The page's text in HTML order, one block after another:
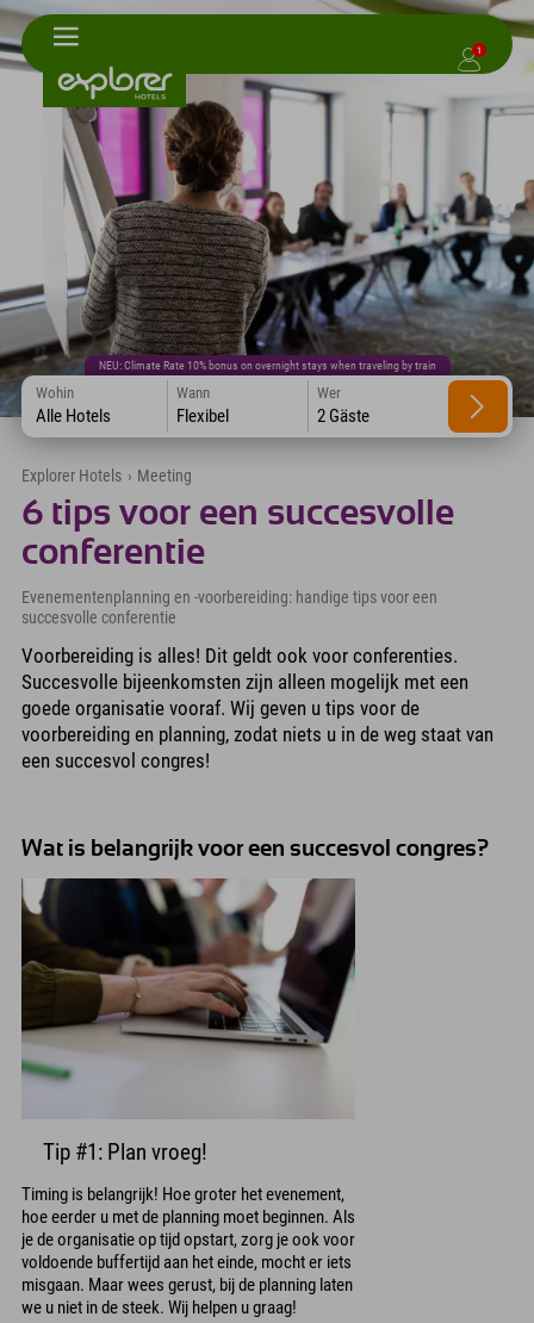
1
NEU: Climate Rate 10% bonus on overnight stays when traveling by train
Wohin
Alle Hotels
Wann
Flexibel
Wer
2 Gäste
Explorer Hotels › Meeting
6 tips voor een succesvolle
conferentie
Evenementenplanning en -voorbereiding: handige tips voor een
succesvolle conferentie
Voorbereiding is alles! Dit geldt ook voor conferenties.
Succesvolle bijeenkomsten zijn alleen mogelijk met een
goede organisatie vooraf. Wij geven u tips voor de
voorbereiding en planning, zodat niets u in de weg staat van
een succesvol congres!
Wat is belangrijk voor een succesvol congres?
Tip #1: Plan vroeg!
Timing is belangrijk! Hoe groter het evenement,
hoe eerder u met de planning moet beginnen. Als
je de organisatie op tijd opstart, zorg je ook voor
voldoende buffertijd aan het einde, mocht er iets
misgaan. Maar wees gerust, bij de planning laten
we u niet in de steek. Wij helpen u graag!